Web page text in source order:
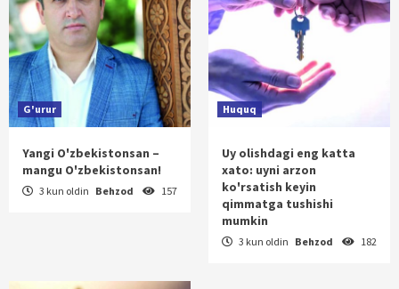
G'urur
Yangi O'zbekistonsan –
mangu O'zbekistonsan!
3 kun oldin Behzod 157
Huquq
Uy olishdagi eng katta
xato: uyni arzon
ko'rsatish keyin
qimmatga tushishi
mumkin
3 kun oldin Behzod 182